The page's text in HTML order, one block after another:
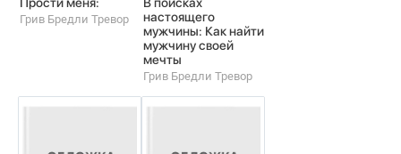
Грив Бредли Тревор
настоящего
мужчины: Как найти
мужчину своей
мечты
Грив Бредли Тревор